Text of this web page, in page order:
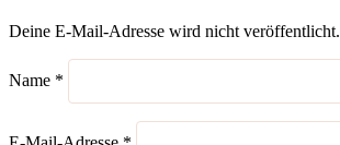
Deine E-Mail-Adresse wird nicht veröffentlicht.
Name *